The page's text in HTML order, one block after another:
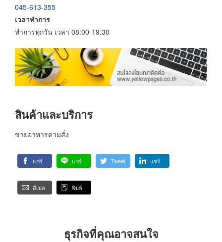
045-613-355
เวลาทำการ
ทำการทุกวัน เวลา 08:00-19:30
สินค้าและบริการ
ขายอาหารตามสั่ง
แชร์ แชร์ Tweet แชร์
อีเมล พิมพ์
ธุรกิจที่คุณอาจสนใจ